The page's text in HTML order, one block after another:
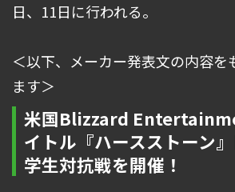
日、11日に行われる。
＜以下、メーカー発表文の内容を
ます＞
米国Blizzard
イトル『ハースストーン
学生対抗戦を開催！